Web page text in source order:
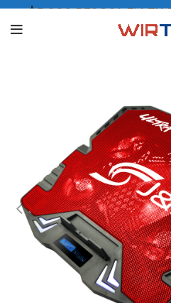
$5.000 PESOS* EN TU